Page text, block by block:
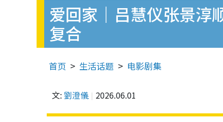
爱回家｜吕慧仪张景
复合
首页 生活话题 电影剧集
文: 劉澄儀 2026.06.01